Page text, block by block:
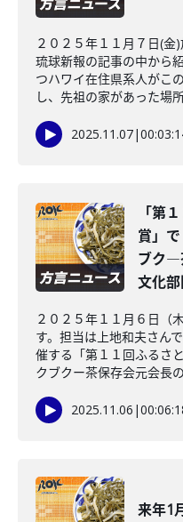
２０２５年１１月７日(
琉球新報の記事の中から
つハワイ在住県系人がこ
し、先祖の家があった場
2025.11.07|
「第
賞」
ブク―
文化
２０２５年１１月６日（
す。担当は上地和夫さん
催する「第１１回ふるさ
クブクー茶保存会元会長
2025.11.06 |
来年1